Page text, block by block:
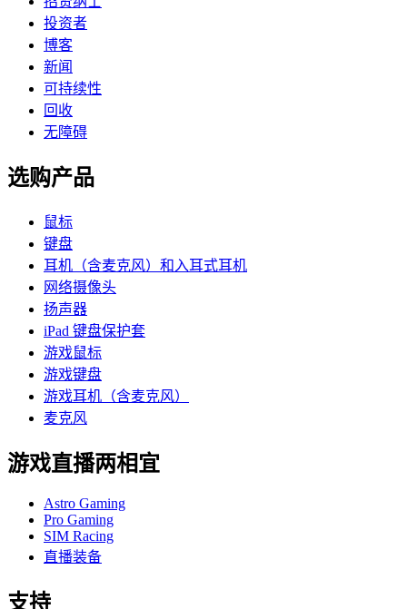
投资者
博客
新闻
可持续性
回收
无障碍
选购产品
鼠标
键盘
耳机（含麦克风）和入耳式耳机
网络摄像头
扬声器
iPad 键盘保护套
游戏鼠标
游戏键盘
游戏耳机（含麦克风）
麦克风
游戏直播两相宜
Astro Gaming
Pro Gaming
SIM Racing
直播装备
支持